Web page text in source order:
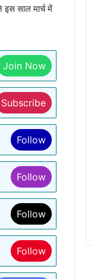
साल मार्च में
Join Now
Subscribe
Follow
Follow
Follow
Follow